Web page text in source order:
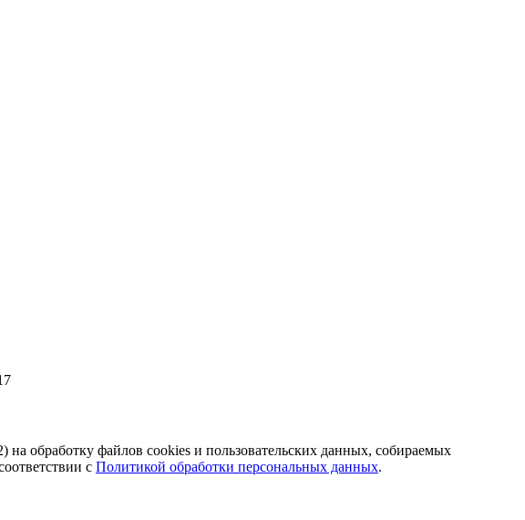
обработку файлов cookies и пользовательских данных, собираемых
с Политикой обработки персональных данных.